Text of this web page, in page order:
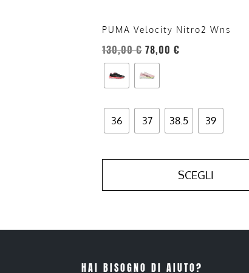
PUMA Velocity Nitro2 Wns
130,00€ 78,00 €
36 37 38.5 39
SCEGLI
del
prodotto
HAI BISOGNO DI AIUTO?